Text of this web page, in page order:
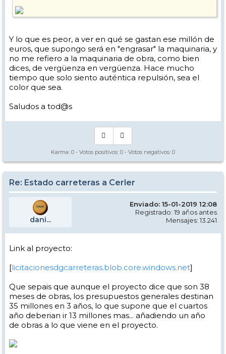
Y lo que es peor, a ver en qué se gastan ese millón de
euros, que supongo será en "engrasar" la maquinaria, y
no me refiero a la maquinaria de obra, como bien
dices, de vergüenza en vergüenza. Hace mucho
tiempo que solo siento auténtica repulsión, sea el
color que sea.
Saludos a tod@s
Karma: 0 - Votos positivos: 0 - Votos negativos: 0
Re: Estado carreteras a Cerler
dani...
Enviado: 15-01-2019 12:08
Registrado: 19 años antes
Mensajes: 13.241
Link al proyecto:
[licitacionesdgcarreteras.blob.core.windows.net]
Que sepais que aunque el proyecto dice que son 38
meses de obras, los presupuestos generales destinan
35 millones en 3 años, lo que supone que el cuartos
año deberian ir 13 millones mas... añadiendo un año
de obras a lo que viene en el proyecto.